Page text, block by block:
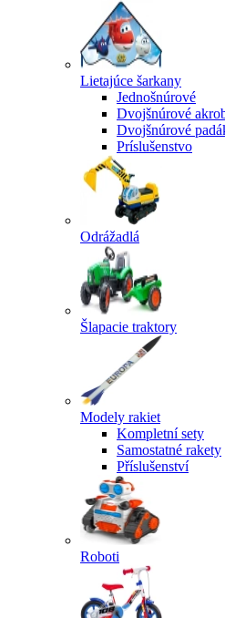
Lietajúce šarkany
Jednošnúrové
Dvojšnúrové
Dvojšnúrové
Príslušenstvo
Odrážadlá
Šlapacie traktory
Modely rakiet
Kompletní sety
Samostatné rakety
Příslušenství
Roboti